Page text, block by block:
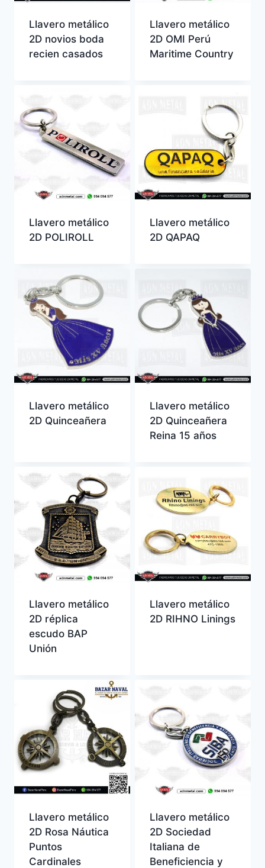
Llavero metálico
2D novios boda
recien casados
Llavero metálico
2D OMI Perú
Maritime Country
Llavero metálico
2D POLIROLL
Llavero metálico
2D QAPAQ
Llavero metálico
2D Quinceañera
Llavero metálico
2D Quinceañera
Reina 15 años
Llavero metálico
2D réplica
escudo BAP
Unión
Llavero metálico
2D RIHNO Linings
Llavero metálico
2D Rosa Náutica
Puntos
Cardinales
Llavero metálico
2D Sociedad
Italiana de
Beneficiencia y